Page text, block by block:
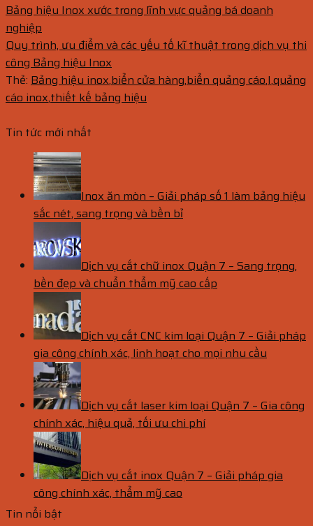
Bảng hiệu Inox xước trong lĩnh vực quảng bá doanh
nghiệp
Quy trình, ưu điểm và các yếu tố kĩ thuật trong dịch vụ thi
công Bảng hiệu Inox
Thẻ: Bảng hiệu inox,biển cửa hàng,biển quảng cáo,I,quảng
cáo inox,thiết kế bảng hiệu
Tin tức mới nhất
Inox ăn mòn – Giải pháp số 1 làm bảng hiệu
sắc nét, sang trọng và bền bỉ
Dịch vụ cắt chữ inox Quận 7 – Sang trọng,
bền đẹp và chuẩn thẩm mỹ cao cấp
Dịch vụ cắt CNC kim loại Quận 7 – Giải pháp
gia công chính xác, linh hoạt cho mọi nhu cầu
Dịch vụ cắt laser kim loại Quận 7 – Gia công
chính xác, hiệu quả, tối ưu chi phí
Dịch vụ cắt inox Quận 7 – Giải pháp gia
công chính xác, thẩm mỹ cao
Tin nổi bật